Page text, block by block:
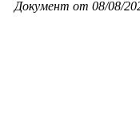
Документ от 08/08/